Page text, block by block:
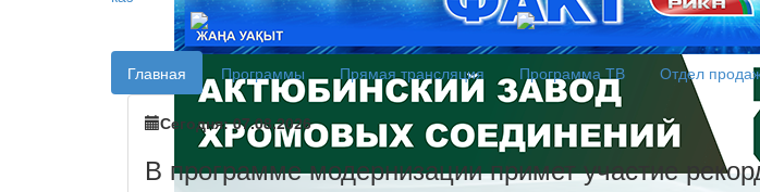
Главная Программы Прямая трансляция Программа ТВ Отдел
Сегодня: 07.08.2026
В программе модернизации примет участие